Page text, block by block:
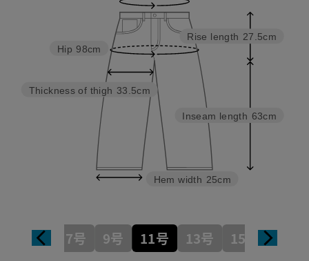
Inseam length 63cm
Rise length 27.5cm
Hem width 25cm
Thickness of thigh 33.5cm
Hip 98cm
7号 9号 11号 13号 15号